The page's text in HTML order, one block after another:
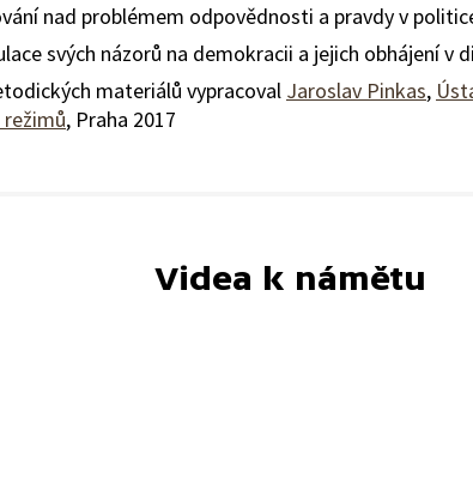
nad problémem odpovědnosti a pravdy v
svých názorů na demokracii a jejich obhájení v
materiálů vypracoval Jaroslav Pinkas,
, Praha 2017
Videa k námětu